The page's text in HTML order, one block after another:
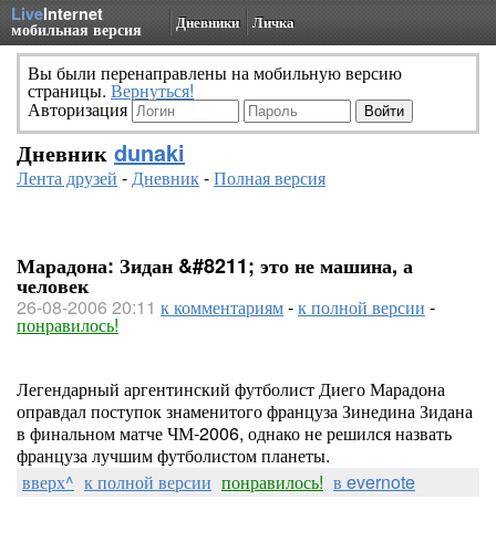
LiveInternet
мобильная версия Дневники Личка
Вы были перенаправлены на мобильную версию
страницы. Вернуться!
Авторизация
Дневник dunaki
Лента друзей -Дневник-Полная версия
Марадона: Зидан &#8211; это не машина, а
человек
26-08-2006 20:11 к комментариям-к полной версии -
понравилось!
Легендарный аргентинский футболист Диего Марадона
оправдал поступок знаменитого француза Зинедина Зидана
в финальном матче ЧМ-2006, однако не решился назвать
француза лучшим футболистом планеты.
вверх^ к полной версии понравилось! в evernote